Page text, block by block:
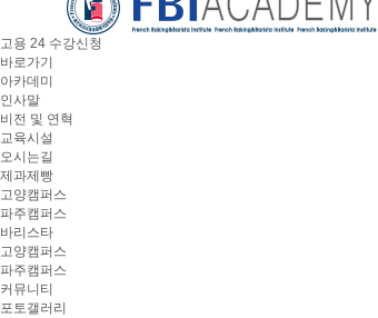
고용 24 수강신청
바로가기
아카데미
인사말
비전 및 연혁
교육시설
오시는길
제과제빵
고양캠퍼스
파주캠퍼스
바리스타
고양캠퍼스
파주캠퍼스
커뮤니티
포토갤러리